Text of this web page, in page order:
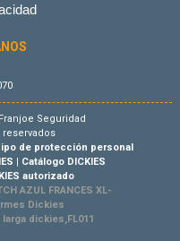
Seguridad
de protección personal
| Catálogo DICKIES
autorizado
AZUL FRANCES XL-
Dickies
dickies,FL011